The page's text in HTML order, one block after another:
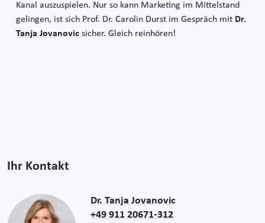
Kanal auszuspielen. Nur so kann Marketing im Mittelstand
gelingen, ist sich Prof. Dr. Carolin Durst im Gespräch mit Dr.
Tanja Jovanovic sicher. Gleich reinhören!
Ihr Kontakt
Dr. Tanja Jovanovic
+49 911 20671-312